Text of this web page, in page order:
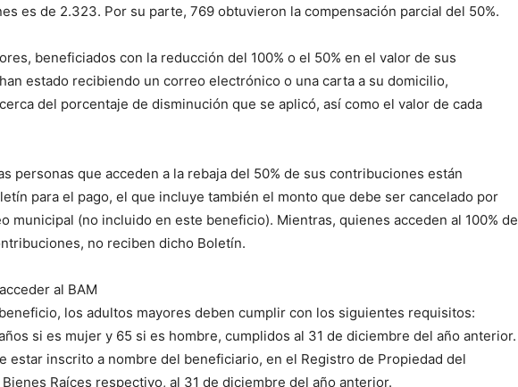
es de 2.323. Por su parte, 769 obtuvieron la compensación parcial del 50%.
beneficiados con la reducción del 100% o el 50% en el valor de sus
estado recibiendo un correo electrónico o una carta a su domicilio,
del porcentaje de disminución que se aplicó, así como el valor de cada
personas que acceden a la rebaja del 50% de sus contribuciones están
para el pago, el que incluye también el monto que debe ser cancelado por
municipal (no incluido en este beneficio). Mientras, quienes acceden al 100% de
no reciben dicho Boletín.
al BAM
los adultos mayores deben cumplir con los siguientes requisitos:
si es mujer y 65 si es hombre, cumplidos al 31 de diciembre del año anterior.
estar inscrito a nombre del beneficiario, en el Registro de Propiedad del
Raíces respectivo, al 31 de diciembre del año anterior.